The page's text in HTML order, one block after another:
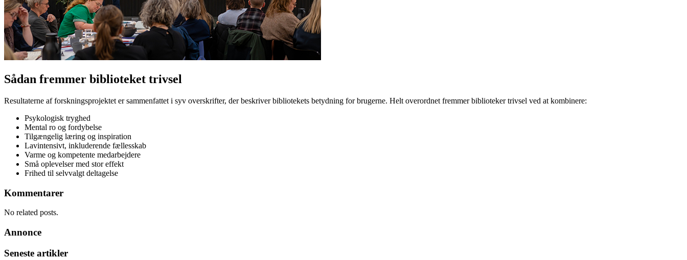
Sådan fremmer biblioteket trivsel
Resultaterne af forskningsprojektet er sammenfattet i syv overskrifter, der beskriver bibliotekets betydning for brugerne. Helt overordnet fremmer biblioteker trivsel ved at kombinere:
Psykologisk tryghed
Mental ro og fordybelse
Tilgængelig læring og inspiration
Lavintensivt, inkluderende fællesskab
Varme og kompetente medarbejdere
Små oplevelser med stor effekt
Frihed til selvvalgt deltagelse
Kommentarer
No related posts.
Annonce
Seneste artikler